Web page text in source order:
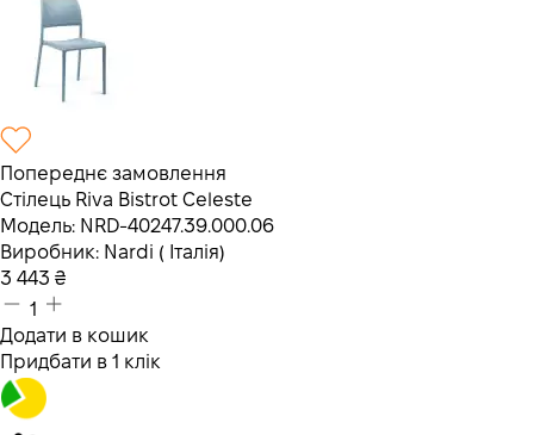
Попереднє замовлення
Стілець Riva Bistrot Celeste
Модель: NRD-40247.39.000.06
Виробник: Nardi ( Італія)
3 443 ₴
1
Додати в кошик
Придбати в 1 клік